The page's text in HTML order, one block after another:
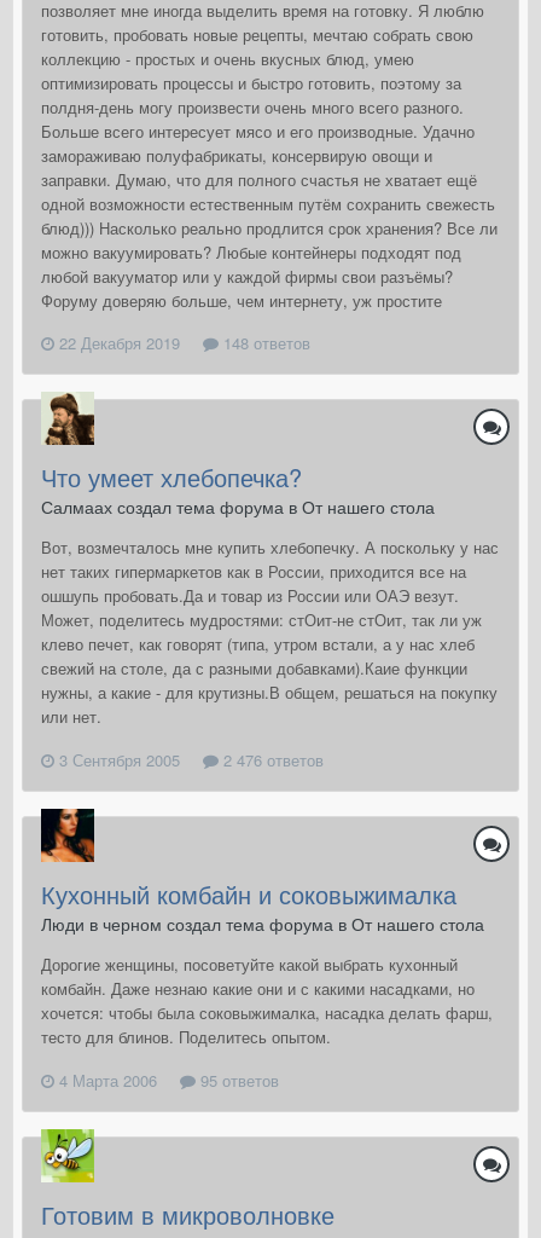
позволяет мне иногда выделить время на готовку. Я люблю
готовить, пробовать новые рецепты, мечтаю собрать свою
коллекцию - простых и очень вкусных блюд, умею
оптимизировать процессы и быстро готовить, поэтому за
полдня-день могу произвести очень много всего разного.
Больше всего интересует мясо и его производные. Удачно
замораживаю полуфабрикаты, консервирую овощи и
заправки. Думаю, что для полного счастья не хватает ещё
одной возможности естественным путём сохранить свежесть
блюд))) Насколько реально продлится срок хранения? Все ли
можно вакуумировать? Любые контейнеры подходят под
любой вакууматор или у каждой фирмы свои разъёмы?
Форуму доверяю больше, чем интернету, уж простите
22 Декабря 2019
148 ответов
Что умеет хлебопечка?
Салмаах создал тема форума в От нашего стола
Вот, возмечталось мне купить хлебопечку. А поскольку у нас
нет таких гипермаркетов как в России, приходится все на
ошшупь пробовать.Да и товар из России или ОАЭ везут.
Может, поделитесь мудростями: стОит-не стОит, так ли уж
клево печет, как говорят (типа, утром встали, а у нас хлеб
свежий на столе, да с разными добавками).Каие функции
нужны, а какие - для крутизны.В общем, решаться на покупку
или нет.
3 Сентября 2005
2 476 ответов
Кухонный комбайн и соковыжималка
Люди в черном создал тема форума в От нашего стола
Дорогие женщины, посоветуйте какой выбрать кухонный
комбайн. Даже незнаю какие они и с какими насадками, но
хочется: чтобы была соковыжималка, насадка делать фарш,
тесто для блинов. Поделитесь опытом.
4 Марта 2006
95 ответов
Готовим в микроволновке